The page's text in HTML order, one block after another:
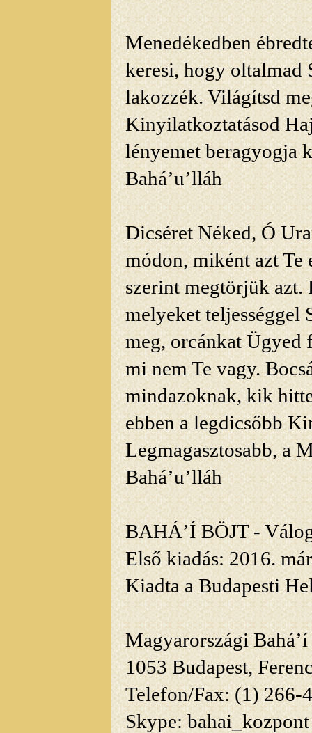
Menedékedben
keresi, hogy oltalmad
lakozzék. Világítsd
Kinyilatkoztatásod
lényemet beragyogja
Bahá’u’lláh
DicséretNéked, Ó
módon, miként azt Te
szerint megtörjük azt.
melyeket teljességgel
meg,orcánkat Ügyed
mi nem Te vagy.
mindazoknak, kik
ebben a legdicsőbb
Legmagasztosabb, a
Bahá’u’lláh
BAHÁ’Í BÖJT -
Első kiadás: 2016.
Kiadta a Budapesti
Magyarországi
1053 Budapest,
Telefon/Fax: (1) 266-
Skype: bahai_kozpont